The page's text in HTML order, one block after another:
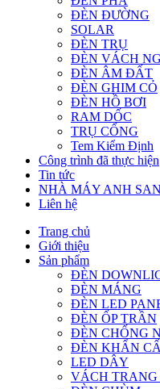
ĐÈN ĐƯỜNG
SOLAR
ĐÈN TRỤ
ĐÈN VÁCH
ĐÈN ÂM ĐẤT
ĐÈN GHIM CỎ
ĐÈN HỒ BƠI
RAM DỐC
TRỤ CỔNG
Tem Kiểm Định
Công trình đã thực hiện
Tin tức
NHÀ MÁY ANH
Liên hệ
Trang chủ
Giới thiệu
Sản phẩm
ĐÈN
ĐÈN MÁNG
ĐÈN LED
ĐÈN ỐP TRẦN
ĐÈN CHỐNG
ĐÈN KHẨN
LED DÂY
VÁCH TRANG